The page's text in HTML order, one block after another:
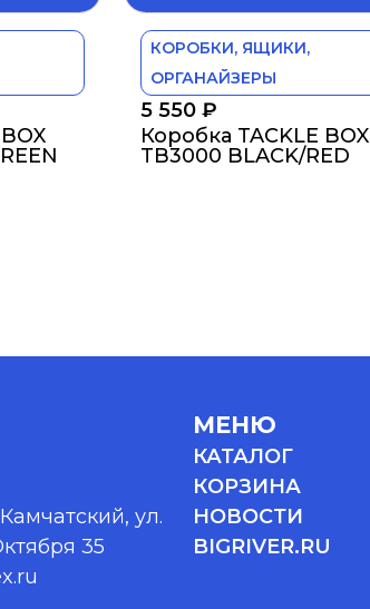
КОРОБКИ, ЯЩИКИ,
ОРГАНАЙЗЕРЫ
5 550 ₽
Коробка TACKLE BOX
TB3000 BLACK/RED
ул.
35
МЕНЮ
КАТАЛОГ
КОРЗИНА
НОВОСТИ
BIGRIVER.RU